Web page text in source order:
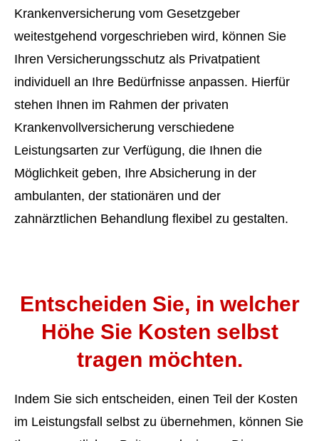
Kranken­ver­si­che­rung vom Gesetzgeber
weitestgehend vorgeschrieben wird, können Sie
Ihren Versicherungsschutz als Privatpatient
individuell an Ihre Bedürfnisse anpassen. Hierfür
stehen Ihnen im Rahmen der privaten
Krankenvollversicherung verschiedene
Leistungsarten zur Verfügung, die Ihnen die
Möglichkeit geben, Ihre Absicherung in der
ambulanten, der stationären und der
zahnärztlichen Behandlung flexibel zu gestalten.
Entscheiden Sie, in welcher
Höhe Sie Kosten selbst
tragen möchten.
Indem Sie sich entscheiden, einen Teil der Kosten
im Leistungsfall selbst zu übernehmen, können Sie